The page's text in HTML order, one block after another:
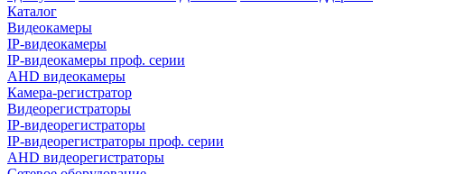
Каталог
Видеокамеры
IP-видеокамеры
IP-видеокамеры проф. серии
AHD видеокамеры
Камера-регистратор
Видеорегистраторы
IP-видеорегистраторы
IP-видеорегистраторы проф. серии
AHD видеорегистраторы